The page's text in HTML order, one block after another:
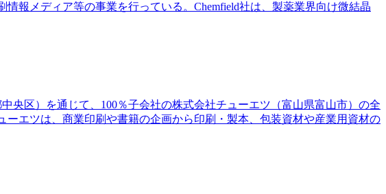
報メディア等の事業を行っている。Chemfield社は、製薬業界向け微結晶
央区）を通じて、100％子会社の株式会社チューエツ（富山県富山市）の全
エツは、商業印刷や書籍の企画から印刷・製本、包装資材や産業用資材の